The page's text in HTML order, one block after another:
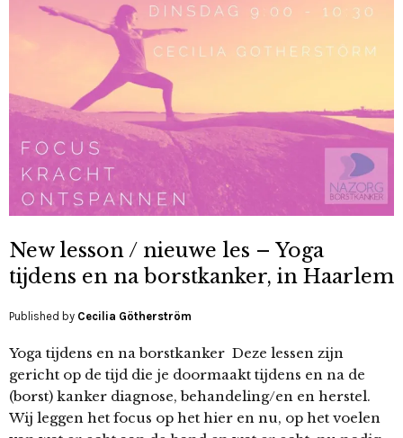
New lesson / nieuwe les – Yoga
tijdens en na borstkanker, in Haarlem
Published by Cecilia Götherström
Yoga tijdens en na borstkanker Deze lessen zijn
gericht op de tijd die je doormaakt tijdens en na de
(borst) kanker diagnose, behandeling/en en herstel.
Wij leggen het focus op het hier en nu, op het voelen